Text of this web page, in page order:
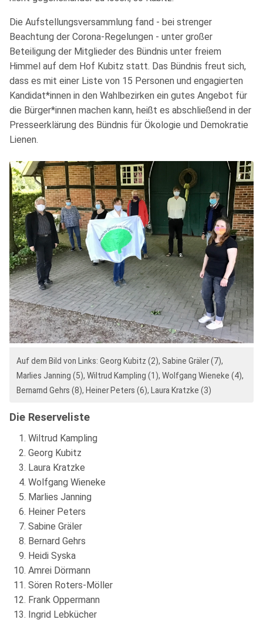
Die Aufstellungsversammlung fand - bei strenger
Beachtung der Corona-Regelungen - unter großer
Beteiligung der Mitglieder des Bündnis unter freiem
Himmel auf dem Hof Kubitz statt. Das Bündnis freut sich,
dass es mit einer Liste von 15 Personen und engagierten
Kandidat*innen in den Wahlbezirken ein gutes Angebot für
die Bürger*innen machen kann, heißt es abschließend in der
Presseerklärung des Bündnis für Ökologie und Demokratie
Lienen.
Auf dem Bild von Links: Georg Kubitz (2), Sabine Gräler (7),
Marlies Janning (5), Wiltrud Kampling (1), Wolfgang Wieneke (4),
Bernarnd Gehrs (8), Heiner Peters (6), Laura Kratzke (3)
Die Reserveliste
Wiltrud Kampling
Georg Kubitz
Laura Kratzke
Wolfgang Wieneke
Marlies Janning
Heiner Peters
Sabine Gräler
Bernard Gehrs
Heidi Syska
Amrei Dörmann
Sören Roters-Möller
Frank Oppermann
Ingrid Lebkücher